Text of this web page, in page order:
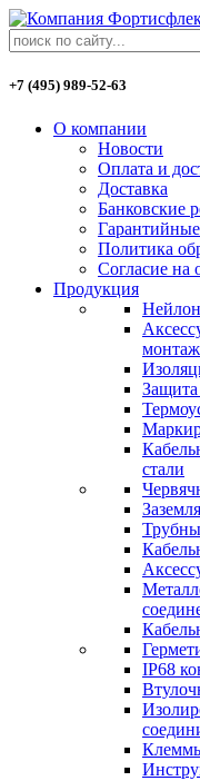
+7 (495) 989-52-63
О компании
Новости
Оплата и
Доставка
Банковские
Гарантийные
Политика
Согласие на
Продукция
стали
IP68